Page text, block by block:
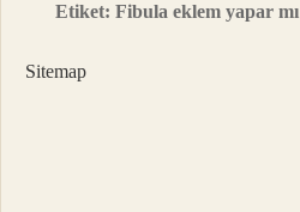
Etiket:Fibula eklem yapar mı
Sitemap